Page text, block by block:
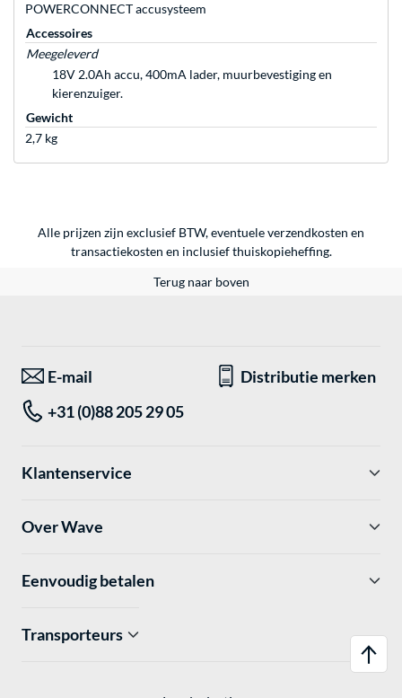
POWERCONNECT accusysteem
Accessoires
Meegeleverd
18V 2.0Ah accu, 400mA lader, muurbevestiging en
kierenzuiger.
Gewicht
2,7 kg
Alle prijzen zijn exclusief BTW, eventuele verzendkosten en
transactiekosten en inclusief thuiskopieheffing.
Terug naar boven
E-mail
Distributie merken
+31 (0)88 205 29 05
Klantenservice
Over Wave
Eenvoudig betalen
Transporteurs